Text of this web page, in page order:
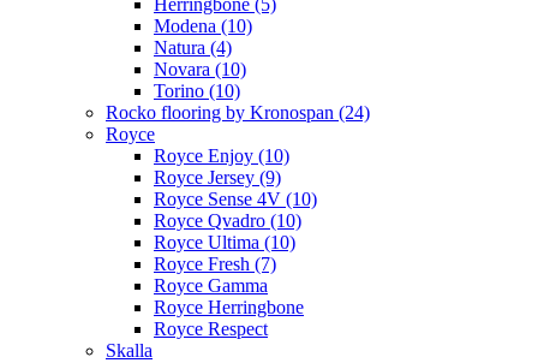
Modena (10)
Natura (4)
Novara (10)
Torino (10)
Rocko flooring by Kronospan (24)
Royce
Royce Enjoy (10)
Royce Jersey (9)
Royce Sense 4V (10)
Royce Qvadro (10)
Royce Ultima (10)
Royce Fresh (7)
Royce Gamma
Royce Herringbone
Royce Respect
Skalla